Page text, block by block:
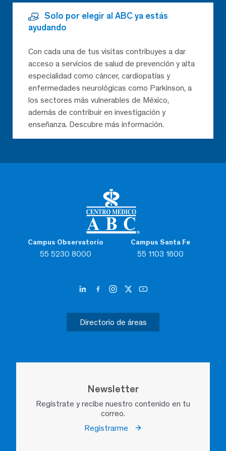
Campus Observatorio
55 5230 8000
Campus Santa Fe
55 1103 1600
Directorio de áreas
Newsletter
Regístrate y recibe nuestro contenido en tu
correo.
Registrarme
Solo por elegir al ABC ya estás
ayudando
Con cada una de tus visitas contribuyes a dar
acceso a servicios de salud de prevención y alta
especialidad como cáncer, cardiopatías y
enfermedades neurológicas como Parkinson, a
los sectores más vulnerables de México,
además de contribuir en investigación y
enseñanza. Descubre más información.